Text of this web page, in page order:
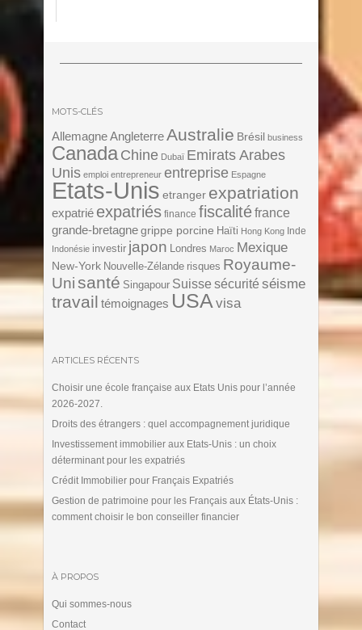
MOTS-CLÉS
Allemagne AngleterreAustralie Brésil business
Canada Chine Dubaï Emirats Arabes
Unis emploi entrepreneur entreprise Espagne
Etats-Unis etranger expatriation
expatrié expatriés finance fiscalitéfrance
grande-bretagne grippe porcine Haïti Hong Kong Inde
Indonésie investir japon Londres Maroc Mexique
New-York Nouvelle-Zélande risques Royaume-
Unisanté Singapour Suisse sécurité séisme
travail témoignages USA visa
ARTICLES RÉCENTS
Choisir une école française aux Etats Unis pour l’année
2026-2027.
Droits des étrangers : quel accompagnement juridique
Investissement immobilier aux Etats-Unis : un choix
déterminant pour les expatriés
Crédit Immobilier pour Français Expatriés
Gestion de patrimoine pour les Français aux États-Unis :
comment choisir le bon conseiller financier
À PROPOS
Qui sommes-nous
Contact